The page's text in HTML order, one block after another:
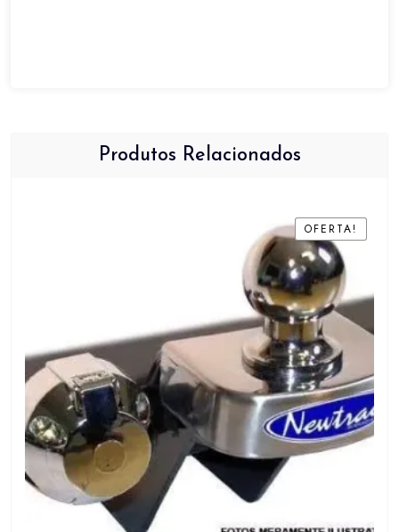
Produtos Relacionados
OFERTA!
OFERTA!